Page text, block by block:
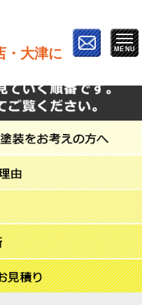
・大津に